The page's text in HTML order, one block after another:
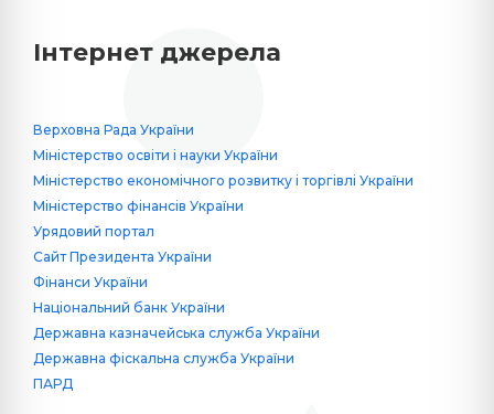
Інтернет джерела
Верховна Рада України
Міністерство освіти і науки України
Міністерство економічного розвитку і торгівлі України
Міністерство фінансів України
Урядовий портал
Сайт Президента України
Фінанси України
Національний банк України
Державна казначейська служба України
Державна фіскальна служба України
ПАРД